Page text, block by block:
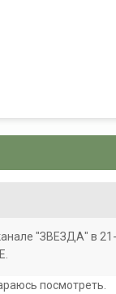
"ЗВЕЗДА" в
посмотреть.